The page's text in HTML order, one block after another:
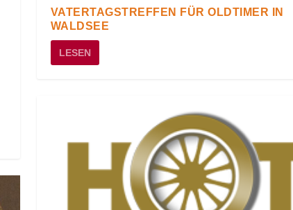
VATERTAGSTREFFEN FÜR OLDTIMER IN
WALDSEE
LESEN